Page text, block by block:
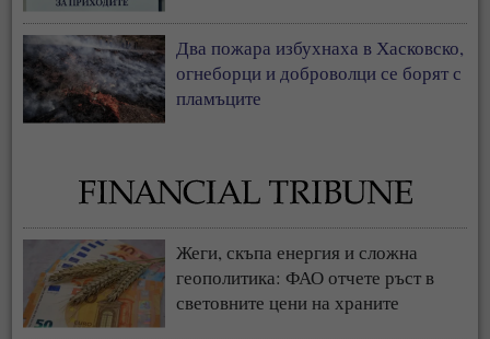
Два пожара избухнаха в Хасковско,
огнеборци и доброволци се борят с
пламъците
Жеги, скъпа енергия и сложна
геополитика: ФАО отчете ръст в
световните цени на храните